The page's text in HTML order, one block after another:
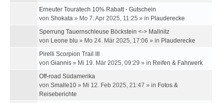
Erneuter Touratech 10% Rabatt - Gutschein
von Shokata » Mo 7. Apr 2025, 11:25 » in Plauderecke
Sperrung Tauernschleuse Böckstein <-> Mallnitz
von Leone blu » Mo 24. Mär 2025, 17:06 » in Plauderecke
Pirelli Scorpion Trail III
von Giannis » Mi 19. Mär 2025, 09:29 » in Reifen & Fahrwerk
Off-road Südamerika
von Smalle10 » Mi 12. Feb 2025, 21:47 » in Fotos &
Reiseberichte